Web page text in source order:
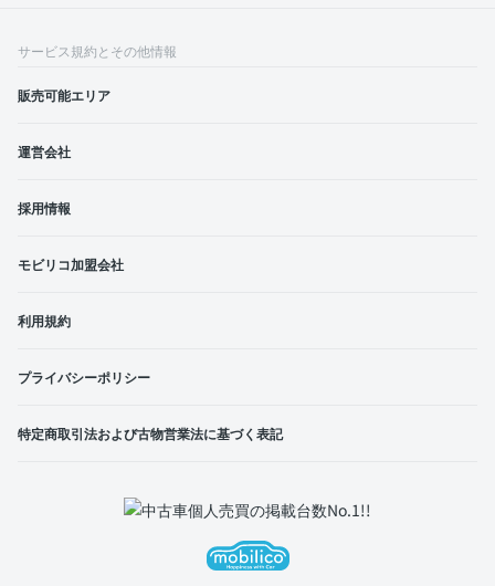
サービス規約とその他情報
販売可能エリア
運営会社
採用情報
モビリコ加盟会社
利用規約
プライバシーポリシー
特定商取引法および古物営業法に基づく表記